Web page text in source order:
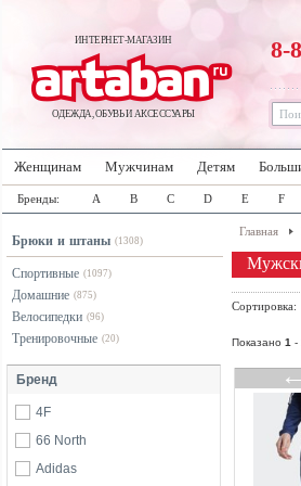
ИНТЕРНЕТ-МАГАЗИН
ОДЕЖДА, ОБУВЬ И АКСЕССУАРЫ
8-
Женщинам Мужчинам Детям
Бренды: A B C D E F
Брюки и штаны (1308)
Спортивные (1097)
Домашние (875)
Велосипедки (96)
Тренировочные (20)
Бренд
4F
66 North
Adidas
Главная
Сортировка:
Показано 1 -